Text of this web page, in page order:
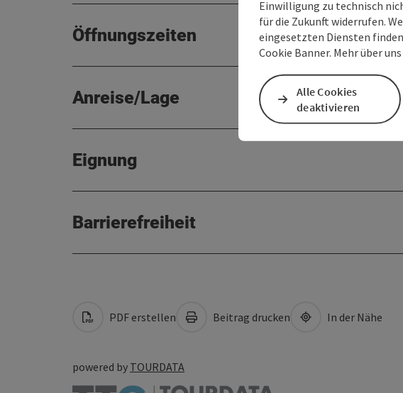
Öffnungszeiten
Anreise/Lage
Eignung
Barrierefreiheit
PDF erstellen Beitrag drucken In der Nähe
powered by TOURDATA
Einwilligung zu technisch
für die Zukunft widerrufen.
eingesetzten Diensten
Cookie Banner. Mehr über
Alle Cookies
deaktivieren